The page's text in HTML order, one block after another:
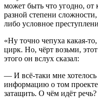
может быть что угодно, от
разной степени
либо условное
«Ну точно чепуха какая-
цирк. Но, чёрт возьми,
этого он вслух сказал:
— И всё-таки мне
информацию о том
затащить. О чём идёт речь?